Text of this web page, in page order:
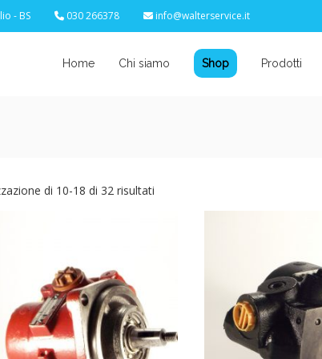
- BS 030 266378 info@walterservice.it
Home Chi siamo Shop Prodotti
di 10-18 di 32 risultati